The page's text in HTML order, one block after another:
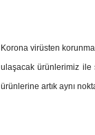
Korona virüsten
ulaşacak ürünlerimiz ile
ürünlerine artık aynı